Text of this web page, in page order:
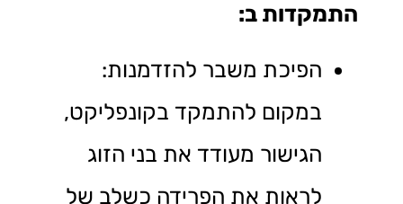
התמקדות ב:
הפיכת משבר להזדמנות:
במקום להתמקד בקונפליקט,
הגישור מעודד את בני הזוג
לראות את הפרידה כשלב של